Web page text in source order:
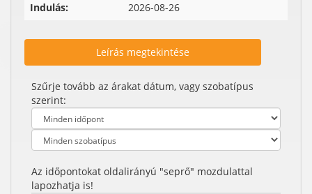
Indulás:
2026-08-26
Leírás megtekintése
Szűrje tovább az árakat dátum, vagy szobatípus
szerint:
Az időpontokat oldalirányú "seprő" mozdulattal
lapozhatja is!